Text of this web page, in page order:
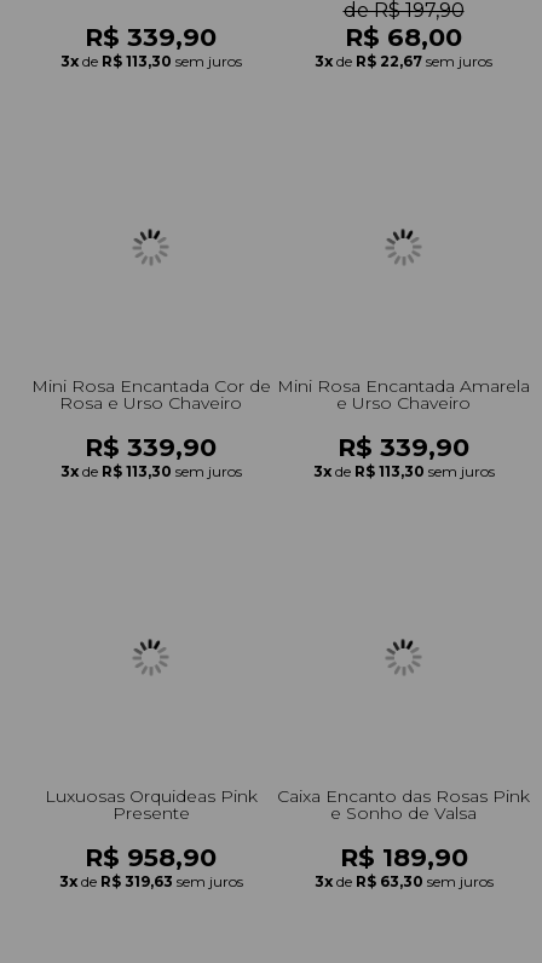
R$ 339,90
3x de R$ 113,30 sem juros
de R$ 197,90
R$ 68,00
3x de R$ 22,67 sem juros
Mini Rosa Encantada Cor de
Rosa e Urso Chaveiro
R$ 339,90
3x de R$ 113,30 sem juros
Mini Rosa Encantada Amarela
e Urso Chaveiro
R$ 339,90
3x de R$ 113,30 sem juros
Luxuosas Orquideas Pink
Presente
R$ 958,90
3x de R$ 319,63 sem juros
Caixa Encanto das Rosas Pink
e Sonho de Valsa
R$ 189,90
3x de R$ 63,30 sem juros